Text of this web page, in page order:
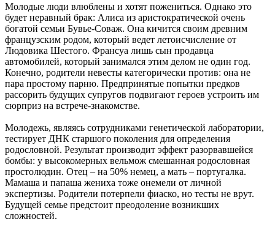
Молодые люди влюблены и хотят пожениться. Однако это
будет неравный брак: Алиса из аристократической очень
богатой семьи Бувье-Соваж. Она кичится своим древним
французским родом, который ведет летоисчисление от
Людовика Шестого. Франсуа лишь сын продавца
автомобилей, который занимался этим делом не один год.
Конечно, родители невесты категорически против: она не
пара простому парню. Предпринятые попытки предков
рассорить будущих супругов подвигают героев устроить им
сюрприз на встрече-знакомстве.
Молодежь, являясь сотрудниками генетической лаборатории,
тестирует ДНК старшого поколения для определения
родословной. Результат производит эффект разорвавшейся
бомбы: у высокомерных вельмож смешанная родословная
простолюдин. Отец – на 50% немец, а мать – португалка.
Мамаша и папаша жениха тоже онемели от личной
экспертизы. Родители потерпели фиаско, но тесты не врут.
Будущей семье предстоит преодоление возникших
сложностей.